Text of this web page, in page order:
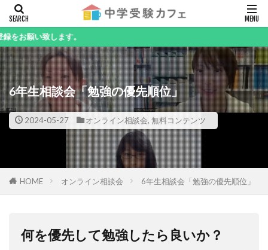
します。
6年生相談会「勉強の優先順位」
2024-05-27 オンライン相談会, 無料コンテンツ
HOME オンライン相談会 6年生相談会「勉強の優先順位」
何を優先して勉強したら良いか？
キーワード
カテゴリー
検索